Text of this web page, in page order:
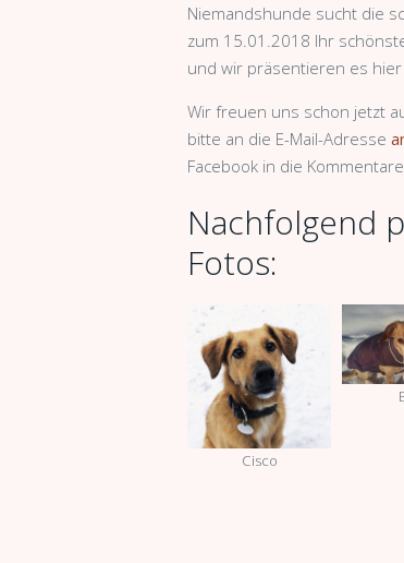
Niemandshunde sucht die
zum 15.01.2018 Ihr
und wir präsentieren es
Wir freuen uns schon jetzt
bitte an die E-Mail-Adresse
Facebook in die
Nachfolgend
Fotos:
Cisco